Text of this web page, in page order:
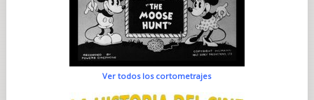
Ver todos los cortometrajes